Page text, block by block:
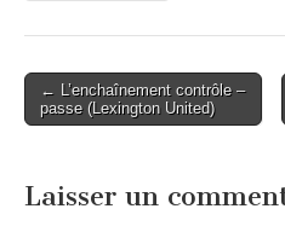
Post
navigation
← L’enchaînement contrôle –
passe (Lexington United)
Laisser un